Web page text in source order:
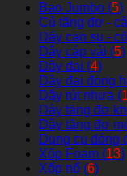
Bao Jumbo (5)
Củ tăng đơ -
Dây cao su -
Dây cáp vải (5)
Dây đai (4)
Dây đai đóng
Dây rút nhựa (
Dây tăng đơ
Dây tăng đơ
Dụng cụ đóng
Xốp Foam (13)
Xốp nổ (6)